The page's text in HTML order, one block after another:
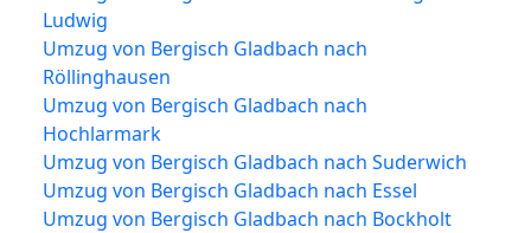
Ludwig
Umzug von Bergisch Gladbach nach
Röllinghausen
Umzug von Bergisch Gladbach nach
Hochlarmark
Umzug von Bergisch Gladbach nach Suderwich
Umzug von Bergisch Gladbach nach Essel
Umzug von Bergisch Gladbach nach Bockholt